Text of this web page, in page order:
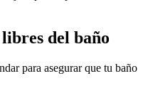
del baño
para asegurar que tu baño